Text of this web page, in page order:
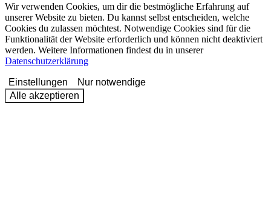
Wir verwenden Cookies, um dir die bestmögliche Erfahrung auf
unserer Website zu bieten. Du kannst selbst entscheiden, welche
Cookies du zulassen möchtest. Notwendige Cookies sind für die
Funktionalität der Website erforderlich und können nicht deaktiviert
werden. Weitere Informationen findest du in unserer
Datenschutzerklärung
Einstellungen
Nur notwendige
Alle akzeptieren